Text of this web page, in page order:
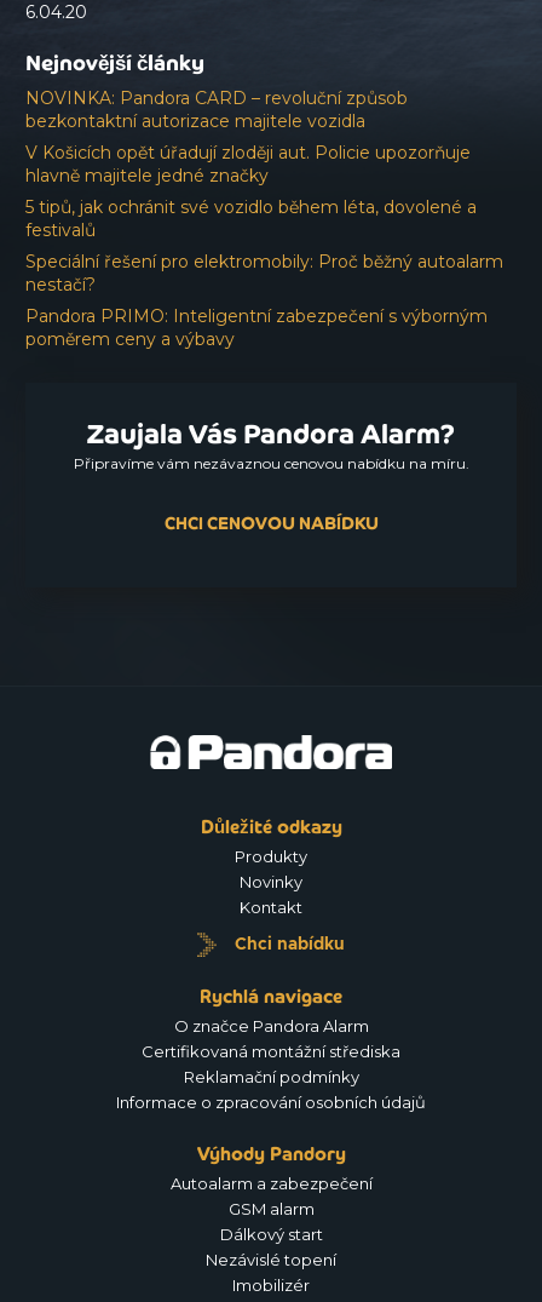
6.04.20
Nejnovější články
NOVINKA: Pandora CARD – revoluční způsob
bezkontaktní autorizace majitele vozidla
V Košicích opět úřadují zloději aut. Policie upozorňuje
hlavně majitele jedné značky
5 tipů, jak ochránit své vozidlo během léta, dovolené a
festivalů
Speciální řešení pro elektromobily: Proč běžný autoalarm
nestačí?
Pandora PRIMO: Inteligentní zabezpečení s výborným
poměrem ceny a výbavy
Zaujala Vás Pandora Alarm?
Připravíme vám nezávaznou cenovou nabídku na míru.
CHCI CENOVOU NABÍDKU
Důležité odkazy
Produkty
Novinky
Kontakt
Chci nabídku
Rychlá navigace
O značce Pandora Alarm
Certifikovaná montážní střediska
Reklamační podmínky
Informace o zpracování osobních údajů
Výhody Pandory
Autoalarm a zabezpečení
GSM alarm
Dálkový start
Nezávislé topení
Imobilizér